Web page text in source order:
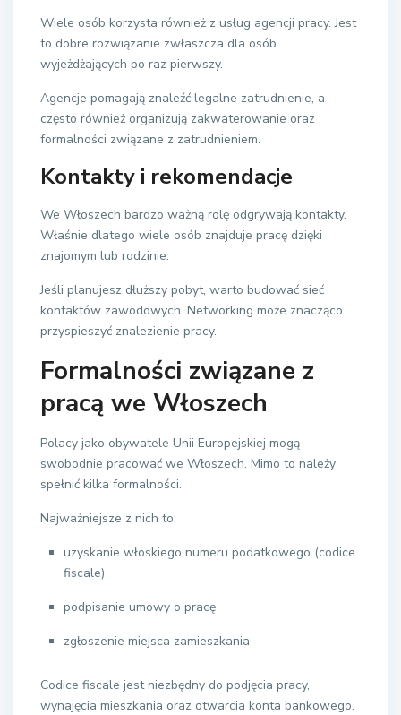
Wiele osób korzysta również z usług agencji pracy. Jest
to dobre rozwiązanie zwłaszcza dla osób
wyjeżdżających po raz pierwszy.
Agencje pomagają znaleźć legalne zatrudnienie, a
często również organizują zakwaterowanie oraz
formalności związane z zatrudnieniem.
Kontakty i rekomendacje
We Włoszech bardzo ważną rolę odgrywają kontakty.
Właśnie dlatego wiele osób znajduje pracę dzięki
znajomym lub rodzinie.
Jeśli planujesz dłuższy pobyt, warto budować sieć
kontaktów zawodowych. Networking może znacząco
przyspieszyć znalezienie pracy.
Formalności związane z
pracą we Włoszech
Polacy jako obywatele Unii Europejskiej mogą
swobodnie pracować we Włoszech. Mimo to należy
spełnić kilka formalności.
Najważniejsze z nich to:
uzyskanie włoskiego numeru podatkowego (codice
fiscale)
podpisanie umowy o pracę
zgłoszenie miejsca zamieszkania
Codice fiscale jest niezbędny do podjęcia pracy,
wynajęcia mieszkania oraz otwarcia konta bankowego.